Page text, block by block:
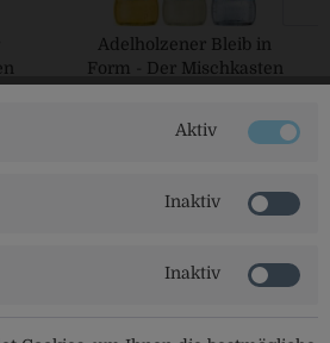
Adelholzener Bleib in
Form - Der Mischkasten
Aktiv
Inaktiv
Inaktiv